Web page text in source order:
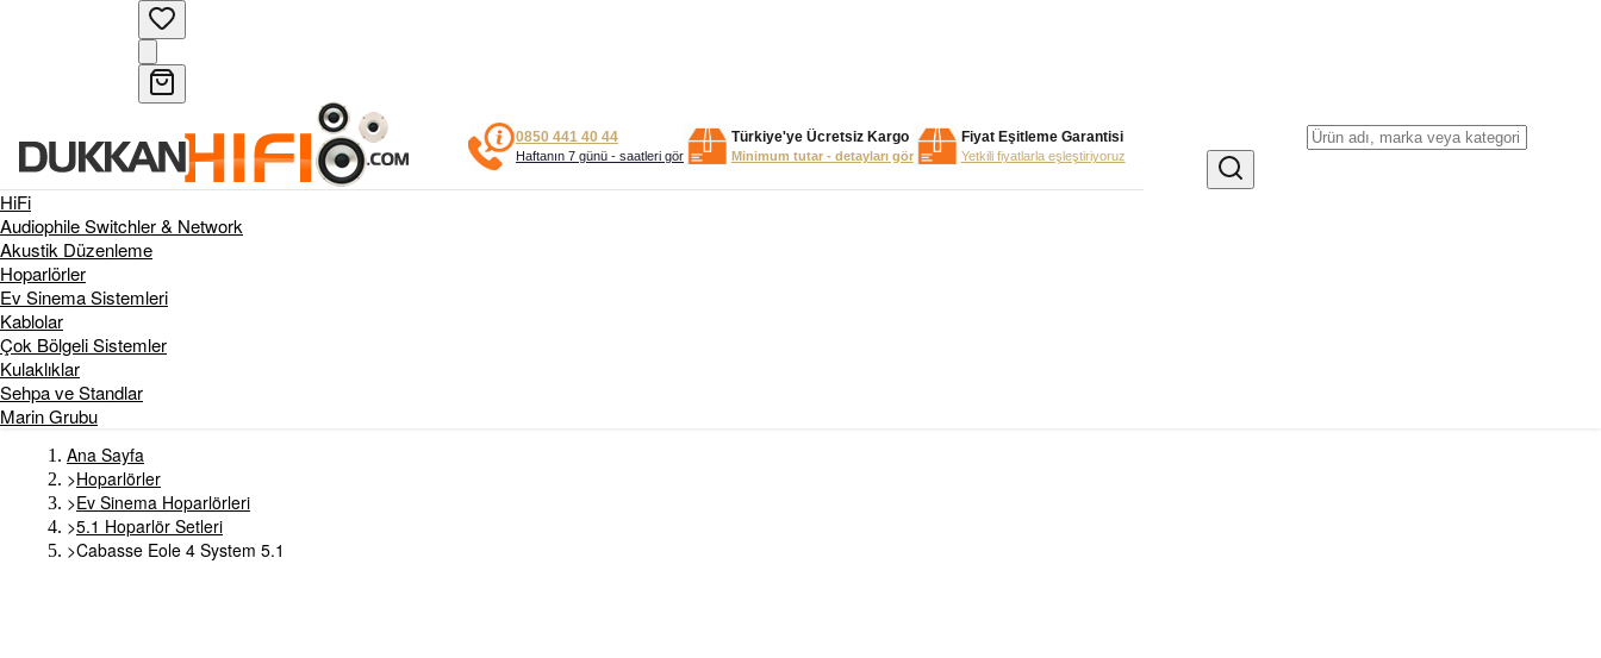
0850 441 40 44
Haftanın 7 günü - saatleri gör
Türkiye'ye Ücretsiz Kargo
Minimum tutar - detayları gör
Fiyat Eşitleme Garantisi
Yetkili fiyatlarla eşleştiriyoruz
HiFi
Audiophile Switchler & Network
Akustik Düzenleme
Hoparlörler
Ev Sinema Sistemleri
Kablolar
Çok Bölgeli Sistemler
Kulaklıklar
Sehpa ve Standlar
Marin Grubu
Ana Sayfa
>Hoparlörler
>Ev Sinema Hoparlörleri
>5.1 Hoparlör Setleri
>Cabasse Eole 4 System 5.1